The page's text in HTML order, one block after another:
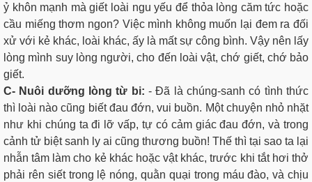
ỷ khôn mạnh mà giết loài ngu yếu để thỏa lòng căm tức hoặc
cầu miếng thơm ngon? Việc mình không muốn lại đem ra đối
xử với kẻ khác, loài khác, ấy là mất sự công bình. Vậy nên lấy
lòng mình suy lòng người, cho đến loài vật, chớ giết, chớ bảo
giết.
C- Nuôi dưỡng lòng từ bi: - Ðã là chúng-sanh có tình thức
thì loài nào cũng biết đau đớn, vui buồn. Một chuyện nhỏ nhặt
như khi chúng ta đi lỡ vấp, tự có cảm giác đau đớn, và trong
cảnh tử biệt sanh ly ai cũng thương buồn! Thế thì tại sao ta lại
nhẫn tâm làm cho kẻ khác hoặc vật khác, trước khi tắt hơi thở
phải rên siết trong lệ nóng, quằn quại trong máu đào, và chịu